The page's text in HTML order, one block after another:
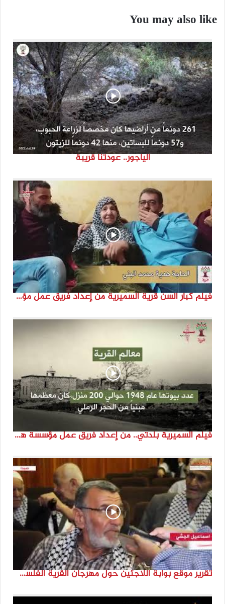
You may also like
الياجور.. عودتنا قريبة
فيلم كبار السن قرية السميرية من إعداد فريق عمل مؤسسة هوية
فيلم السميرية بلدتي.. من إعداد فريق عمل مؤسسة هوية
تقرير موقع بوابة اللاجئين حول مهرجان القرية الفلسطينية ( السميرية بلدتي)